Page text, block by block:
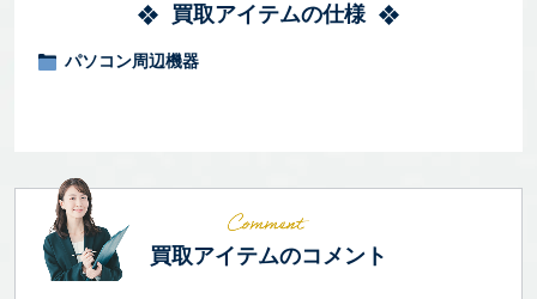
買取アイテムの仕様
パソコン周辺機器
買取アイテムのコメント